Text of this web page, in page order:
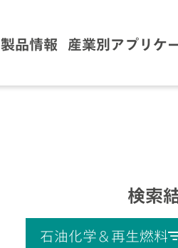
製品情報 産業別アプリケ
検索
石油化学＆再生燃料